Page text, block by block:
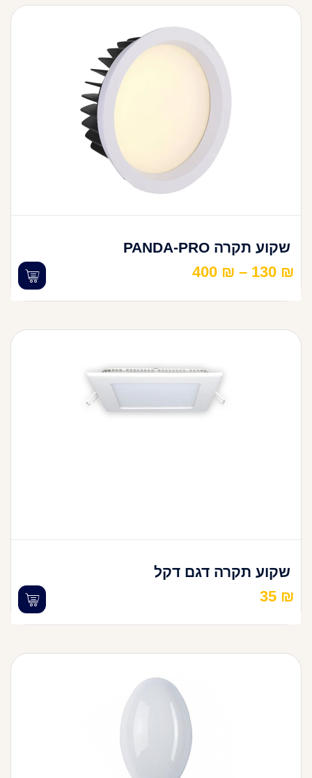
שקוע תקרה PANDA-PRO
130 ₪
–
400 ₪
שקוע תקרה דגם דקל
35 ₪